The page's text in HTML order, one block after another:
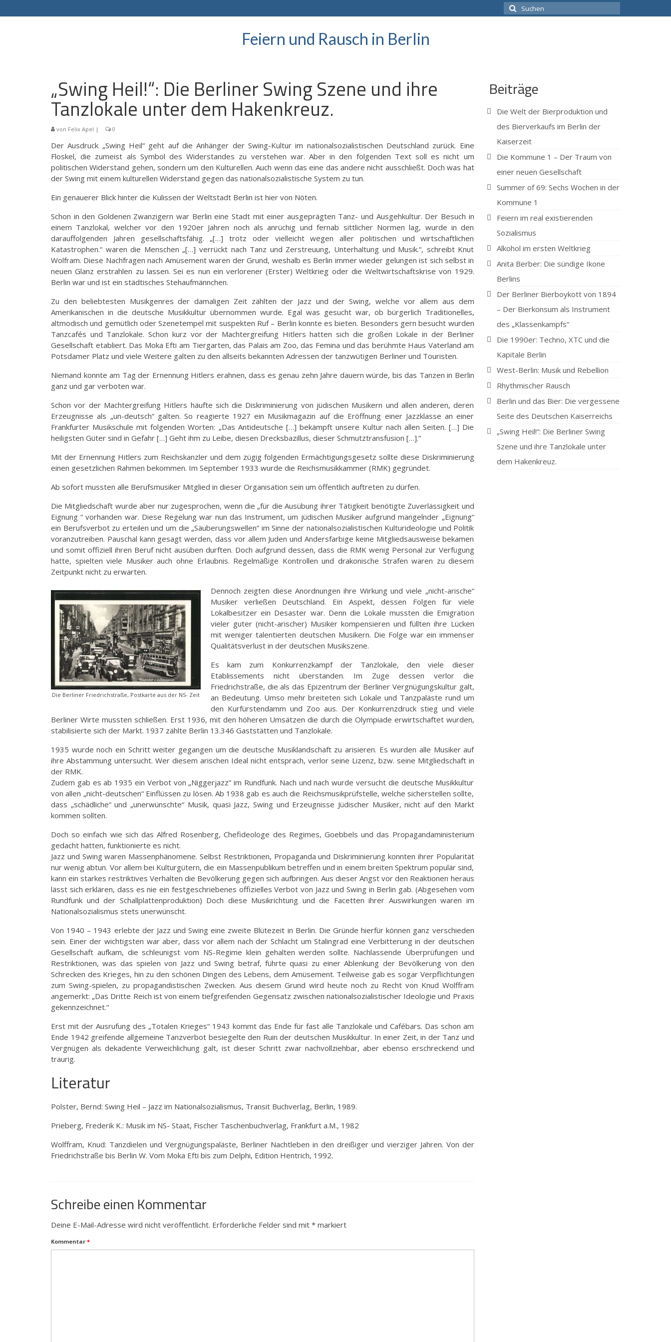
Suchen
nach:
Feiern und Rausch in Berlin
„Swing Heil!“: Die Berliner Swing Szene und ihre
Tanzlokale unter dem Hakenkreuz.
von Felix Apel | 0
Der Ausdruck „Swing Heil“ geht auf die Anhänger der Swing-Kultur im nationalsozialistischen Deutschland zurück. Eine
Floskel, die zumeist als Symbol des Widerstandes zu verstehen war. Aber in den folgenden Text soll es nicht um
politischen Widerstand gehen, sondern um den Kulturellen. Auch wenn das eine das andere nicht ausschließt. Doch was hat
der Swing mit einem kulturellen Widerstand gegen das nationalsozialistische System zu tun.
Ein genauerer Blick hinter die Kulissen der Weltstadt Berlin ist hier von Nöten.
Schon in den Goldenen Zwanzigern war Berlin eine Stadt mit einer ausgeprägten Tanz- und Ausgehkultur. Der Besuch in
einem Tanzlokal, welcher vor den 1920er Jahren noch als anrüchig und fernab sittlicher Normen lag, wurde in den
darauffolgenden Jahren gesellschaftsfähig. „[…] trotz oder vielleicht wegen aller politischen und wirtschaftlichen
Katastrophen.“ waren die Menschen „[…] verrückt nach Tanz und Zerstreuung, Unterhaltung und Musik.“, schreibt Knut
Wolfram. Diese Nachfragen nach Amüsement waren der Grund, weshalb es Berlin immer wieder gelungen ist sich selbst in
neuen Glanz erstrahlen zu lassen. Sei es nun ein verlorener (Erster) Weltkrieg oder die Weltwirtschaftskrise von 1929.
Berlin war und ist ein städtisches Stehaufmännchen.
Zu den beliebtesten Musikgenres der damaligen Zeit zählten der Jazz und der Swing, welche vor allem aus dem
Amerikanischen in die deutsche Musikkultur übernommen wurde. Egal was gesucht war, ob bürgerlich Traditionelles,
altmodisch und gemütlich oder Szenetempel mit suspekten Ruf – Berlin konnte es bieten. Besonders gern besucht wurden
Tanzcafés und Tanzlokale. Schon kurz vor der Machtergreifung Hitlers hatten sich die großen Lokale in der Berliner
Gesellschaft etabliert. Das Moka Efti am Tiergarten, das Palais am Zoo, das Femina und das berühmte Haus Vaterland am
Potsdamer Platz und viele Weitere galten zu den allseits bekannten Adressen der tanzwütigen Berliner und Touristen.
Niemand konnte am Tag der Ernennung Hitlers erahnen, dass es genau zehn Jahre dauern würde, bis das Tanzen in Berlin
ganz und gar verboten war.
Schon vor der Machtergreifung Hitlers häufte sich die Diskriminierung von jüdischen Musikern und allen anderen, deren
Erzeugnisse als „un-deutsch“ galten. So reagierte 1927 ein Musikmagazin auf die Eröffnung einer Jazzklasse an einer
Frankfurter Musikschule mit folgenden Worten: „Das Antideutsche […] bekämpft unsere Kultur nach allen Seiten. […] Die
heiligsten Güter sind in Gefahr […] Geht ihm zu Leibe, diesen Drecksbazillus, dieser Schmutztransfusion […].“
Mit der Ernennung Hitlers zum Reichskanzler und dem zügig folgenden Ermächtigungsgesetz sollte diese Diskriminierung
einen gesetzlichen Rahmen bekommen. Im September 1933 wurde die Reichsmusikkammer (RMK) gegründet.
Ab sofort mussten alle Berufsmusiker Mitglied in dieser Organisation sein um öffentlich auftreten zu dürfen.
Die Mitgliedschaft wurde aber nur zugesprochen, wenn die „für die Ausübung ihrer Tätigkeit benötigte Zuverlässigkeit und
Eignung “ vorhanden war. Diese Regelung war nun das Instrument, um jüdischen Musiker aufgrund mangelnder „Eignung“
ein Berufsverbot zu erteilen und um die „Säuberungswellen“ im Sinne der nationalsozialistischen Kulturideologie und Politik
voranzutreiben. Pauschal kann gesagt werden, dass vor allem Juden und Andersfarbige keine Mitgliedsausweise bekamen
und somit offiziell ihren Beruf nicht ausüben durften. Doch aufgrund dessen, dass die RMK wenig Personal zur Verfügung
hatte, spielten viele Musiker auch ohne Erlaubnis. Regelmäßige Kontrollen und drakonische Strafen waren zu diesem
Zeitpunkt nicht zu erwarten.
Die Berliner Friedrichstraße, Postkarte aus der NS- Zeit
Dennoch zeigten diese Anordnungen ihre Wirkung und viele „nicht-arische“
Musiker verließen Deutschland. Ein Aspekt, dessen Folgen für viele
Lokalbesitzer ein Desaster war. Denn die Lokale mussten die Emigration
vieler guter (nicht-arischer) Musiker kompensieren und füllten ihre Lücken
mit weniger talentierten deutschen Musikern. Die Folge war ein immenser
Qualitätsverlust in der deutschen Musikszene.
Es kam zum Konkurrenzkampf der Tanzlokale, den viele dieser
Etablissements nicht überstanden. Im Zuge dessen verlor die
Friedrichstraße, die als das Epizentrum der Berliner Vergnügungskultur galt,
an Bedeutung. Umso mehr breiteten sich Lokale und Tanzpaläste rund um
den Kurfürstendamm und Zoo aus. Der Konkurrenzdruck stieg und viele
Berliner Wirte mussten schließen. Erst 1936, mit den höheren Umsätzen die durch die Olympiade erwirtschaftet wurden,
stabilisierte sich der Markt. 1937 zählte Berlin 13.346 Gaststätten und Tanzlokale.
1935 wurde noch ein Schritt weiter gegangen um die deutsche Musiklandschaft zu arisieren. Es wurden alle Musiker auf
ihre Abstammung untersucht. Wer diesem arischen Ideal nicht entsprach, verlor seine Lizenz, bzw. seine Mitgliedschaft in
der RMK.
Zudem gab es ab 1935 ein Verbot von „Niggerjazz“ im Rundfunk. Nach und nach wurde versucht die deutsche Musikkultur
von allen „nicht-deutschen“ Einflüssen zu lösen. Ab 1938 gab es auch die Reichsmusikprüfstelle, welche sicherstellen sollte,
dass „schädliche“ und „unerwünschte“ Musik, quasi Jazz, Swing und Erzeugnisse Jüdischer Musiker, nicht auf den Markt
kommen sollten.
Doch so einfach wie sich das Alfred Rosenberg, Chefideologe des Regimes, Goebbels und das Propagandaministerium
gedacht hatten, funktionierte es nicht.
Jazz und Swing waren Massenphänomene. Selbst Restriktionen, Propaganda und Diskriminierung konnten ihrer Popularität
nur wenig abtun. Vor allem bei Kulturgütern, die ein Massenpublikum betreffen und in einem breiten Spektrum populär sind,
kann ein starkes restriktives Verhalten die Bevölkerung gegen sich aufbringen. Aus dieser Angst vor den Reaktionen heraus
lässt sich erklären, dass es nie ein festgeschriebenes offizielles Verbot von Jazz und Swing in Berlin gab. (Abgesehen vom
Rundfunk und der Schallplattenproduktion) Doch diese Musikrichtung und die Facetten ihrer Auswirkungen waren im
Nationalsozialismus stets unerwünscht.
Von 1940 – 1943 erlebte der Jazz und Swing eine zweite Blütezeit in Berlin. Die Gründe hierfür können ganz verschieden
sein. Einer der wichtigsten war aber, dass vor allem nach der Schlacht um Stalingrad eine Verbitterung in der deutschen
Gesellschaft aufkam, die schleunigst vom NS-Regime klein gehalten werden sollte. Nachlassende Überprüfungen und
Restriktionen, was das spielen von Jazz und Swing betraf, führte quasi zu einer Ablenkung der Bevölkerung von den
Schrecken des Krieges, hin zu den schönen Dingen des Lebens, dem Amüsement. Teilweise gab es sogar Verpflichtungen
zum Swing-spielen, zu propagandistischen Zwecken. Aus diesem Grund wird heute noch zu Recht von Knud Wolffram
angemerkt: „Das Dritte Reich ist von einem tiefgreifenden Gegensatz zwischen nationalsozialistischer Ideologie und Praxis
gekennzeichnet.“
Erst mit der Ausrufung des „Totalen Krieges“ 1943 kommt das Ende für fast alle Tanzlokale und Cafébars. Das schon am
Ende 1942 greifende allgemeine Tanzverbot besiegelte den Ruin der deutschen Musikkultur. In einer Zeit, in der Tanz und
Vergnügen als dekadente Verweichlichung galt, ist dieser Schritt zwar nachvollziehbar, aber ebenso erschreckend und
traurig.
Literatur
Polster, Bernd: Swing Heil – Jazz im Nationalsozialismus, Transit Buchverlag, Berlin, 1989.
Prieberg, Frederik K.: Musik im NS- Staat, Fischer Taschenbuchverlag, Frankfurt a.M., 1982
Wolffram, Knud: Tanzdielen und Vergnügungspaläste, Berliner Nachtleben in den dreißiger und vierziger Jahren. Von der
Friedrichstraße bis Berlin W. Vom Moka Efti bis zum Delphi, Edition Hentrich, 1992.
Schreibe einen Kommentar
Deine E-Mail-Adresse wird nicht veröffentlicht. Erforderliche Felder sind mit * markiert
Kommentar *
Beiträge
Die Welt der Bierproduktion und
des Bierverkaufs im Berlin der
Kaiserzeit
Die Kommune 1 – Der Traum von
einer neuen Gesellschaft
Summer of 69: Sechs Wochen in der
Kommune 1
Feiern im real existierenden
Sozialismus
Alkohol im ersten Weltkrieg
Anita Berber: Die sündige Ikone
Berlins
Der Berliner Bierboykott von 1894
– Der Bierkonsum als Instrument
des „Klassenkampfs“
Die 1990er: Techno, XTC und die
Kapitale Berlin
West-Berlin: Musik und Rebellion
Rhythmischer Rausch
Berlin und das Bier: Die vergessene
Seite des Deutschen Kaiserreichs
„Swing Heil!“: Die Berliner Swing
Szene und ihre Tanzlokale unter
dem Hakenkreuz.